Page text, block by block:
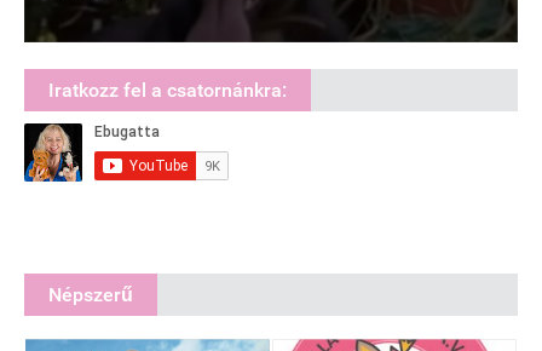
Iratkozz fel a csatornánkra:
Népszerű